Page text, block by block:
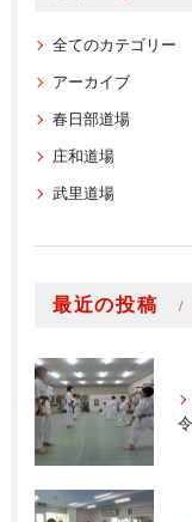
全てのカテゴリー
アーカイブ
春日部道場
庄和道場
武里道場
最近の投稿